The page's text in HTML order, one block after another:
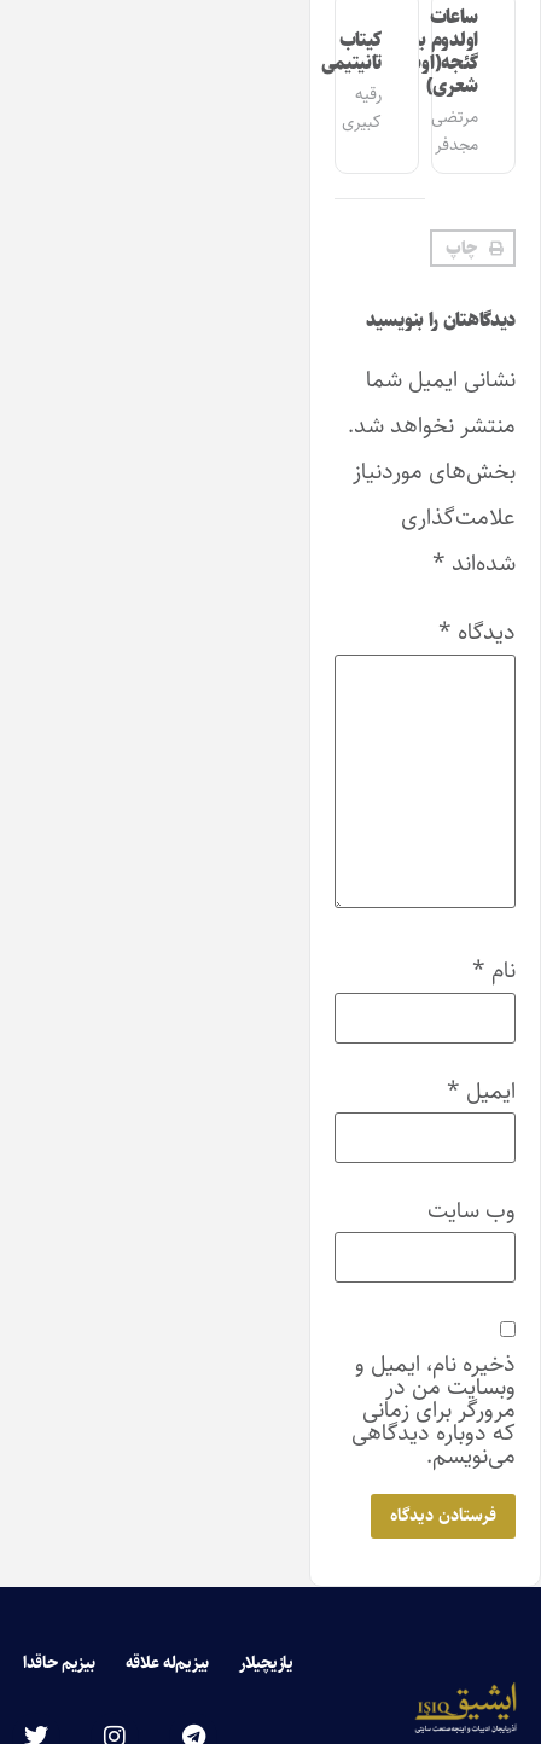
ساعات
اولدوم بیر
گئجه(اوشاق
شعری)
مرتضی
مجدفر
کیتاب
تانیتیمی
رقیه
کبیری
چاپ
دیدگاهتان را بنویسید
نشانی ایمیل شما
منتشر نخواهد شد.
بخش‌های موردنیاز
علامت‌گذاری
شده‌اند *
دیدگاه *
نام *
ایمیل *
وب‌ سایت
ذخیره نام، ایمیل و
وبسایت من در
مرورگر برای زمانی
که دوباره دیدگاهی
می‌نویسم.
یازیچیلار بیزیم‌له علاقه بیزیم حاقدا